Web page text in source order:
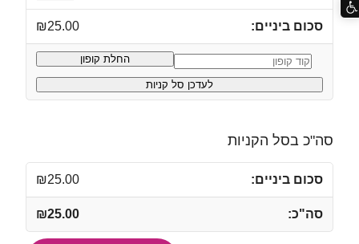
של
כרית
דיו
לאקדח
מחירים
₪25.00
קופון: החלת קופון
לעדכן סל קניות
סה"כ בסל הקניות
₪25.00
₪25.00